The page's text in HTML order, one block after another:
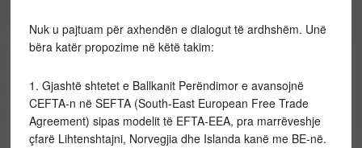
Nuk u pajtuam për axhendën e dialogut të ardhshëm. Unë
bëra katër propozime në këtë takim:
1. Gjashtë shtetet e Ballkanit Perëndimor e avansojnë
CEFTA-n në SEFTA (South-East European Free Trade
Agreement) sipas modelit të EFTA-EEA, pra marrëveshje
çfarë Lihtenshtajni, Norvegjia dhe Islanda kanë me BE-në.